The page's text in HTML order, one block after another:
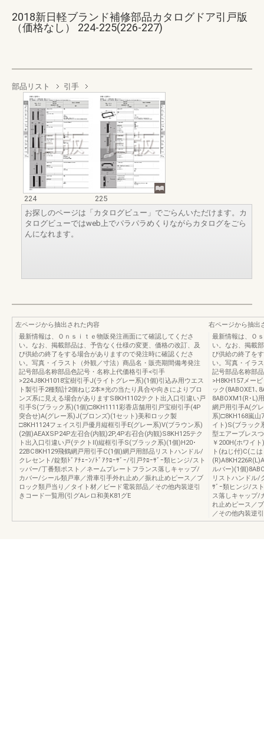
2018新日軽ブランド補修部品カタログドア引戸版
（価格なし） 224-225(226-227)
部品リスト 引手
224
225
お探しのページは「カタログビュー」でごらんいただけます。カ
タログビューではweb上でパラパラめくりながらカタログをごら
んになれます。
左ページから抽出された内容
最新情報は、Ｏｎｓｉｔｅ物販発注画面にて確認してくださ
い。なお、掲載部品は、予告なく仕様の変更、価格の改訂、及
び供給の終了をする場合がありますので発注時に確認くださ
い。写真・イラスト（外観／寸法）商品名・販売期間備考発注
記号部品名称部品色記号・名称上代価格引手<引手
>224J8KH1018宝樹引手J(ライトグレー系)(1個)引込み用ウエス
ト製引手2種類計2個ねじ2本※光の当たり具合や向きによりブロ
ンズ系に見える場合がありますS8KH1102テクト出入口引違い戸
引手S(ブラック系)(1個)□8KH1111彩香店舗用引戸宝樹引手(4P
突合せ)A(グレー系)J(ブロンズ)(1セット)美和ロック製
□8KH1124フェイス引戸優月縦框引手E(グレー系)V(ブラウン系)
(2個)AEAXSP24P左召合(内観)2P,4P右召合(内観)S8KH125テク
ト出入口引違い戸(テクトⅡ)縦框引手S(ブラック系)(1個)H20･
22BC8KH129飛鶴網戸用引手C(1個)網戸用部品リストハンドル/
クレセント/錠類ﾄﾞｱﾁｪｰﾝ/ﾄﾞｱｸﾛｰｻﾞｰ/引戸ｸﾛｰｻﾞｰ類ヒンジ/スト
ッパー/丁番類ポスト／ネームプレートフランス落しキャップ/
カバー/シール類戸車／滑車引手外れ止め／振れ止めピース／ブ
ロック類戸当り／タイト材／ビード電装部品／その他内装逆引
きコード一覧用(引グAレロ和美K81グE
右ページから抽出
最新情報は、Ｏ
い。なお、掲載
び供給の終了を
い。写真・イラ
記号部品名称部
>H8KH157メー
ック(8ABOXE1､
8ABOXM1(R･L)
網戸用引手A(グ
系)□8KH168嵐山
イト)S(ブラック
型エアーブレス
￥200H(ホワイ
ト(ねじ付)C(こ
ルバー)(1個
リストハンドル/
ｻﾞｰ類ヒンジ/ス
ス落しキャップ/
れ止めピース／
／その他内装逆